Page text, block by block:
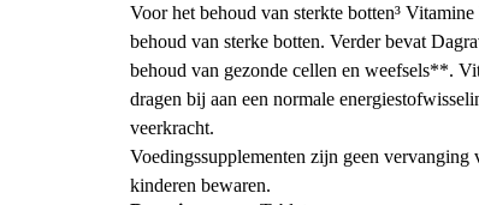
Voor het behoud van sterkte botten³
behoud van sterke botten. Verder bevat
behoud van gezonde cellen en weefsels**.
dragen bij aan een normale
veerkracht.
Voedingssupplementen zijn geen
kinderen bewaren.